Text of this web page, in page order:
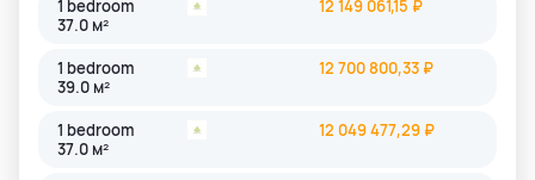
1 bedroom
37.0 м²
12 149 061,15 ₽
1 bedroom
39.0 м²
12 700 800,33 ₽
1 bedroom
37.0 м²
12 049 477,29 ₽